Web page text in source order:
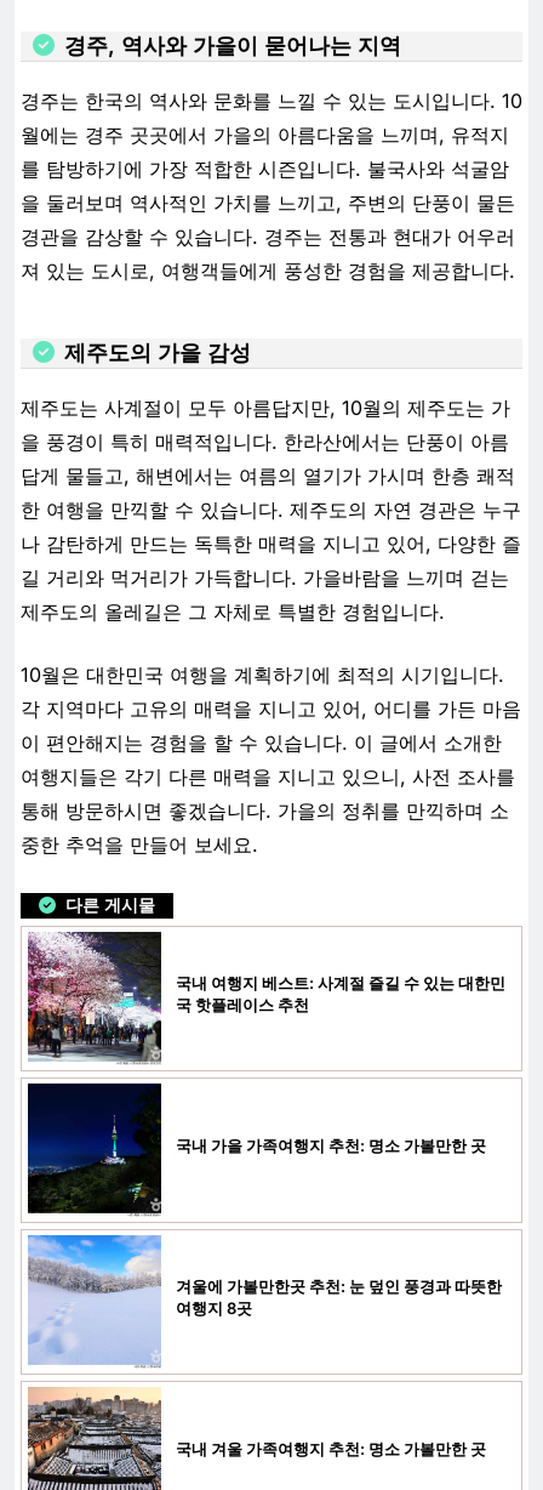
경주, 역사와 가을이 묻어나는 지역
경주는 한국의 역사와 문화를 느낄 수 있는 도시입니다. 10
월에는 경주 곳곳에서 가을의 아름다움을 느끼며, 유적지
를 탐방하기에 가장 적합한 시즌입니다. 불국사와 석굴암
을 둘러보며 역사적인 가치를 느끼고, 주변의 단풍이 물든
경관을 감상할 수 있습니다. 경주는 전통과 현대가 어우러
져 있는 도시로, 여행객들에게 풍성한 경험을 제공합니다.
제주도의 가을 감성
제주도는 사계절이 모두 아름답지만, 10월의 제주도는 가
을 풍경이 특히 매력적입니다. 한라산에서는 단풍이 아름
답게 물들고, 해변에서는 여름의 열기가 가시며 한층 쾌적
한 여행을 만끽할 수 있습니다. 제주도의 자연 경관은 누구
나 감탄하게 만드는 독특한 매력을 지니고 있어, 다양한 즐
길 거리와 먹거리가 가득합니다. 가을바람을 느끼며 걷는
제주도의 올레길은 그 자체로 특별한 경험입니다.
10월은 대한민국 여행을 계획하기에 최적의 시기입니다.
각 지역마다 고유의 매력을 지니고 있어, 어디를 가든 마음
이 편안해지는 경험을 할 수 있습니다. 이 글에서 소개한
여행지들은 각기 다른 매력을 지니고 있으니, 사전 조사를
통해 방문하시면 좋겠습니다. 가을의 정취를 만끽하며 소
중한 추억을 만들어 보세요.
다른 게시물
국내 여행지 베스트: 사계절 즐길 수 있는 대한민
국 핫플레이스 추천
국내 가을 가족여행지 추천: 명소 가볼만한 곳
겨울에 가볼만한곳 추천: 눈 덮인 풍경과 따뜻한
여행지 8곳
국내 겨울 가족여행지 추천: 명소 가볼만한 곳